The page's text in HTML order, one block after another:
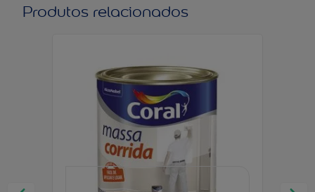
Produtos relacionados